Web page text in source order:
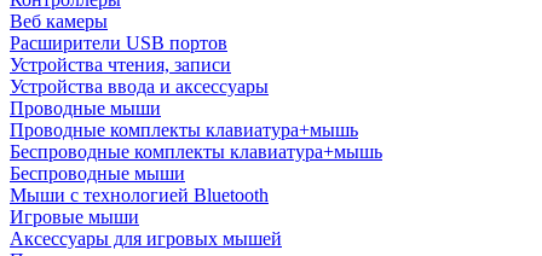
Веб камеры
Расширители USB портов
Устройства чтения, записи
Устройства ввода и аксессуары
Проводные мыши
Проводные комплекты клавиатура+мышь
Беспроводные комплекты клавиатура+мышь
Беспроводные мыши
Мыши с технологией Bluetooth
Игровые мыши
Аксессуары для игровых мышей